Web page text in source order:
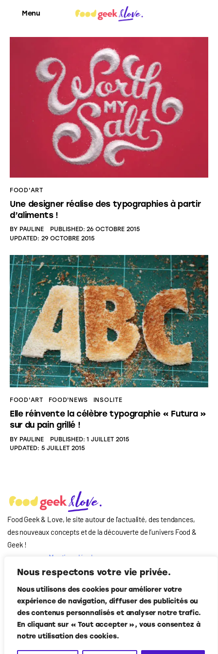
Nous respectons votre vie privée.
Nous utilisons des cookies pour améliorer votre
expérience de navigation, diffuser des publicités ou
des contenus personnalisés et analyser notre trafic.
En cliquant sur « Tout accepter », vous consentez à
notre utilisation des cookies.
Menu
Food’News
Food’Com
Food’Art
Food’Event
Food’Life
FOOD'ART
Une designer réalise des typographies à partir
d’aliments !
BY PAULINE PUBLISHED: 26 OCTOBRE 2015
UPDATED: 29 OCTOBRE 2015
FOOD'ART FOOD'NEWS INSOLITE
Elle réinvente la célèbre typographie « Futura »
sur du pain grillé !
BY PAULINE PUBLISHED: 1 JUILLET 2015
UPDATED: 5 JUILLET 2015
Food Geek & Love, le site autour de l’actualité, des tendances,
des nouveaux concepts et de la découverte de l’univers Food&
Geek !
Mentions légales
Qui-sommes nous
Contact
Suivez-nous